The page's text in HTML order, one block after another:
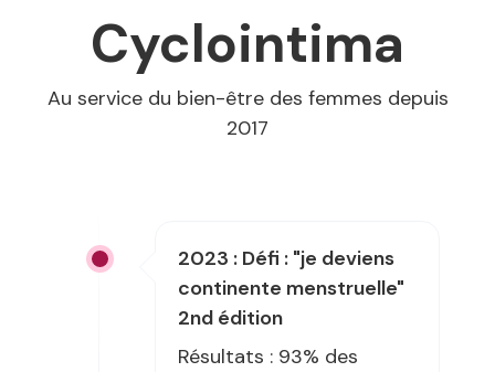
Cyclointima
Au service du bien-être des femmes depuis
2017
2023 : Défi : "je deviens
continente menstruelle"
2nd édition
Résultats : 93% des